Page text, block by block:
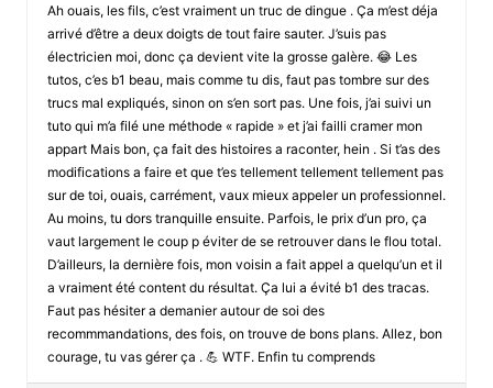
Ah ouais, les fils, c’est vraiment un truc de dingue . Ça m’est déja
arrivé d’être a deux doigts de tout faire sauter. J’suis pas
électricien moi, donc ça devient vite la grosse galère. 😂 Les
tutos, c’es b1 beau, mais comme tu dis, faut pas tombre sur des
trucs mal expliqués, sinon on s’en sort pas. Une fois, j’ai suivi un
tuto qui m’a filé une méthode « rapide » et j’ai failli cramer mon
appart Mais bon, ça fait des histoires a raconter, hein . Si t’as des
modifications a faire et que t’es tellement tellement tellement pas
sur de toi, ouais, carrément, vaux mieux appeler un professionnel.
Au moins, tu dors tranquille ensuite. Parfois, le prix d’un pro, ça
vaut largement le coup p éviter de se retrouver dans le flou total.
D’ailleurs, la dernière fois, mon voisin a fait appel a quelqu’un et il
a vraiment été content du résultat. Ça lui a évité b1 des tracas.
Faut pas hésiter a demanier autour de soi des
recommmandations, des fois, on trouve de bons plans. Allez, bon
courage, tu vas gérer ça . 💪 WTF. Enfin tu comprends